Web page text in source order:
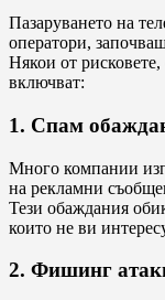
Пазаруването на
оператори,
Някои от
включват:
1. Спам
Много компании
на рекламни
Тези обаждания
които не ви
2. Фишинг